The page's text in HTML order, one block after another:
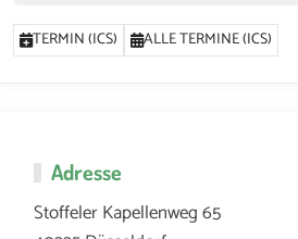
TERMIN (ICS) ALLE TERMINE (ICS)
Adresse
Stoffeler Kapellenweg 65